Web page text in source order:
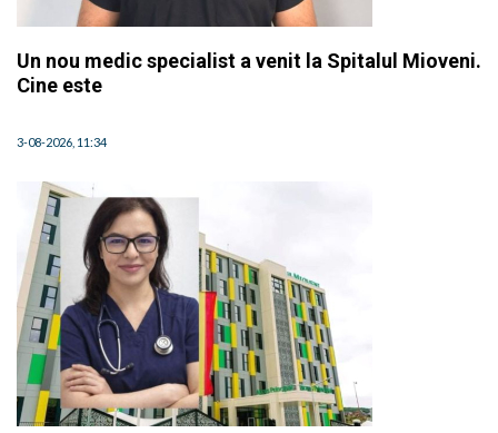
Un nou medic specialist a venit la Spitalul Mioveni.
Cine este
3-08-2026, 11:34